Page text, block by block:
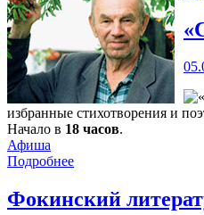
избранные стихотворения и
Начало в 18 часов.
Афиша
Подробнее
Фокинский